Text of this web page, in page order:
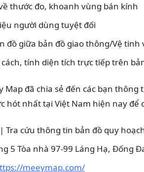
thước đo, khoanh vùng bán kính
người dùng tuyệt đối
đồ giữa bản đồ giao thông/Vệ
tính diện tích trực tiếp trên
Map đã chia sẻ đến các bạn thông
hót nhất tại Việt Nam hiện nay
Tra cứu thông tin bản đồ quy
5 Tòa nhà 97-99 Láng Hạ, Đống
meeymap.com/